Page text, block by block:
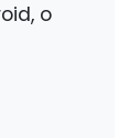
o